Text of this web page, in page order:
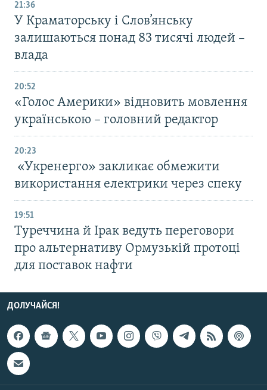
21:36
У Краматорську і Слов’янську
залишаються понад 83 тисячі людей –
влада
20:52
«Голос Америки» відновить мовлення
українською – головний редактор
20:23
«Укренерго» закликає обмежити
використання електрики через спеку
19:51
Туреччина й Ірак ведуть переговори
про альтернативу Ормузькій протоці
для поставок нафти
ДОЛУЧАЙСЯ!